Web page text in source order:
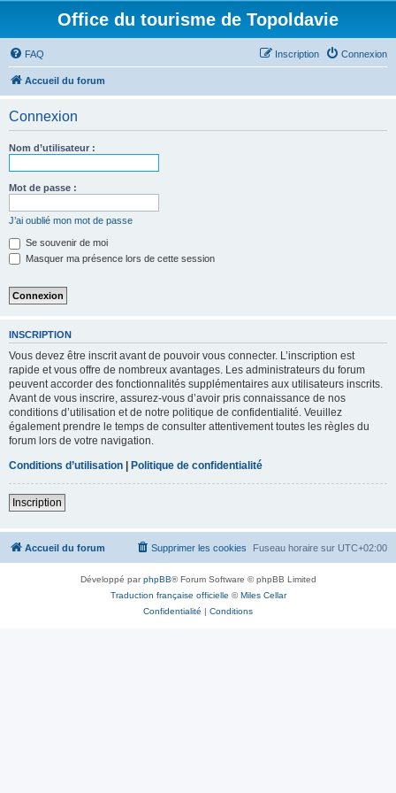
Office du tourisme de Topoldavie
FAQ Connexion
Inscription
Accueil du forum
Connexion
Nom d’utilisateur :
Mot de passe :
J’ai oublié mon mot de passe
Se souvenir de moi
Masquer ma présence lors de cette session
INSCRIPTION
Vous devez être inscrit avant de pouvoir vous connecter. L’inscription est
rapide et vous offre de nombreux avantages. Les administrateurs du forum
peuvent accorder des fonctionnalités supplémentaires aux utilisateurs inscrits.
Avant de vous inscrire, assurez-vous d’avoir pris connaissance de nos
conditions d’utilisation et de notre politique de confidentialité. Veuillez
également prendre le temps de consulter attentivement toutes les règles du
forum lors de votre navigation.
Conditions d’utilisation | Politique de confidentialité
Inscription
Accueil du forum Fuseau horaire sur UTC+02:00
Supprimer les cookies
Développé parphpBB® Forum Software © phpBB Limited
Traduction française officielle ©Miles Cellar
Confidentialité | Conditions